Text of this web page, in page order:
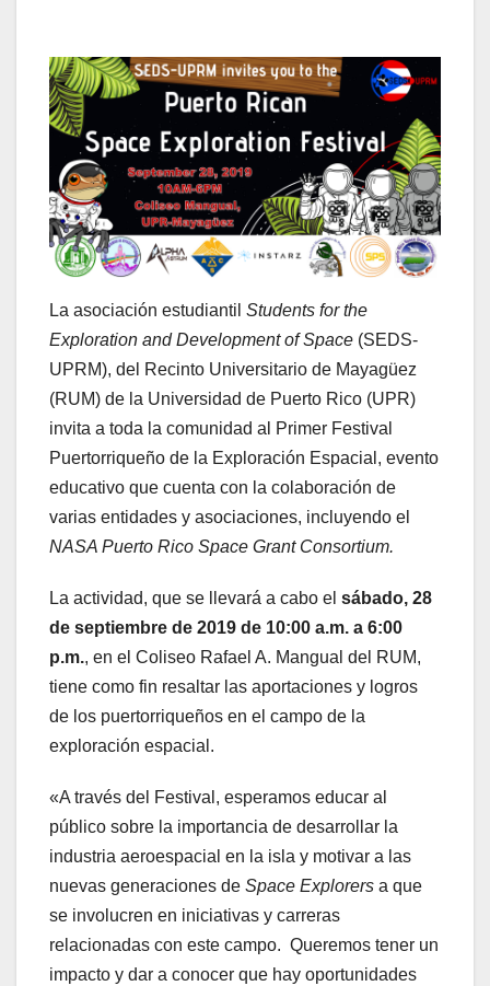
La asociación estudiantil Students for the
Exploration and Development of Space (SEDS-
UPRM), del Recinto Universitario de Mayagüez
(RUM) de la Universidad de Puerto Rico (UPR)
invita a toda la comunidad al Primer Festival
Puertorriqueño de la Exploración Espacial, evento
educativo que cuenta con la colaboración de
varias entidades y asociaciones, incluyendo el
NASA Puerto Rico Space Grant Consortium.
La actividad, que se llevará a cabo el sábado, 28
de septiembre de 2019 de 10:00 a.m. a 6:00
p.m., en el Coliseo Rafael A. Mangual del RUM,
tiene como fin resaltar las aportaciones y logros
de los puertorriqueños en el campo de la
exploración espacial.
«A través del Festival, esperamos educar al
público sobre la importancia de desarrollar la
industria aeroespacial en la isla y motivar a las
nuevas generaciones de Space Explorers a que
se involucren en iniciativas y carreras
relacionadas con este campo. Queremos tener un
impacto y dar a conocer que hay oportunidades